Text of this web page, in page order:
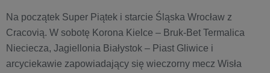
Na początek Super Piątek i starcie Śląska Wrocław z
Cracovią. W sobotę Korona Kielce – Bruk-Bet Termalica
Nieciecza, Jagiellonia Białystok – Piast Gliwice i
arcyciekawie zapowiadający się wieczorny mecz Wisła